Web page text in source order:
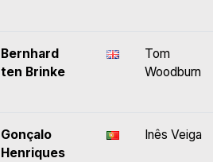
Bernhard
ten Brinke
Tom
Woodburn
Gonçalo
Henriques
Inês Veiga